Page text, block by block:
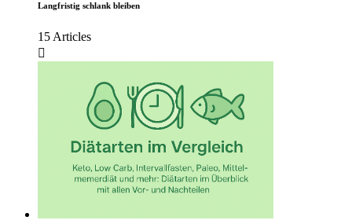
Langfristig schlank bleiben
15 Articles